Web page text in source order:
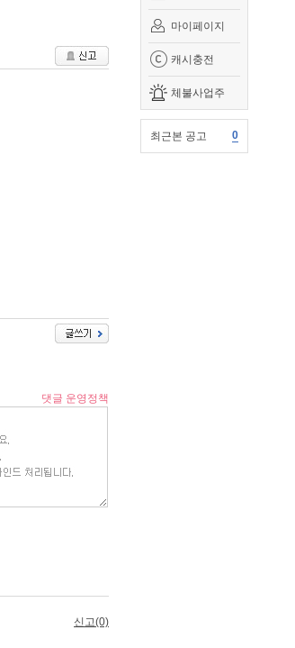
마이페이지
캐시충전
체불사업주
최근본 공고 0